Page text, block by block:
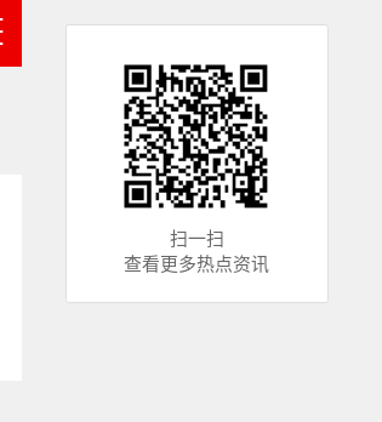
扫一扫
查看更多热点资讯